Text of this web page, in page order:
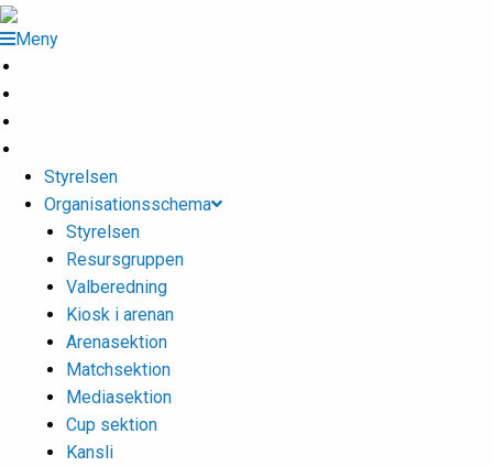
Meny
Styrelsen
Organisationsschema
Styrelsen
Resursgruppen
Valberedning
Kiosk i arenan
Arenasektion
Matchsektion
Mediasektion
Cup sektion
Kansli